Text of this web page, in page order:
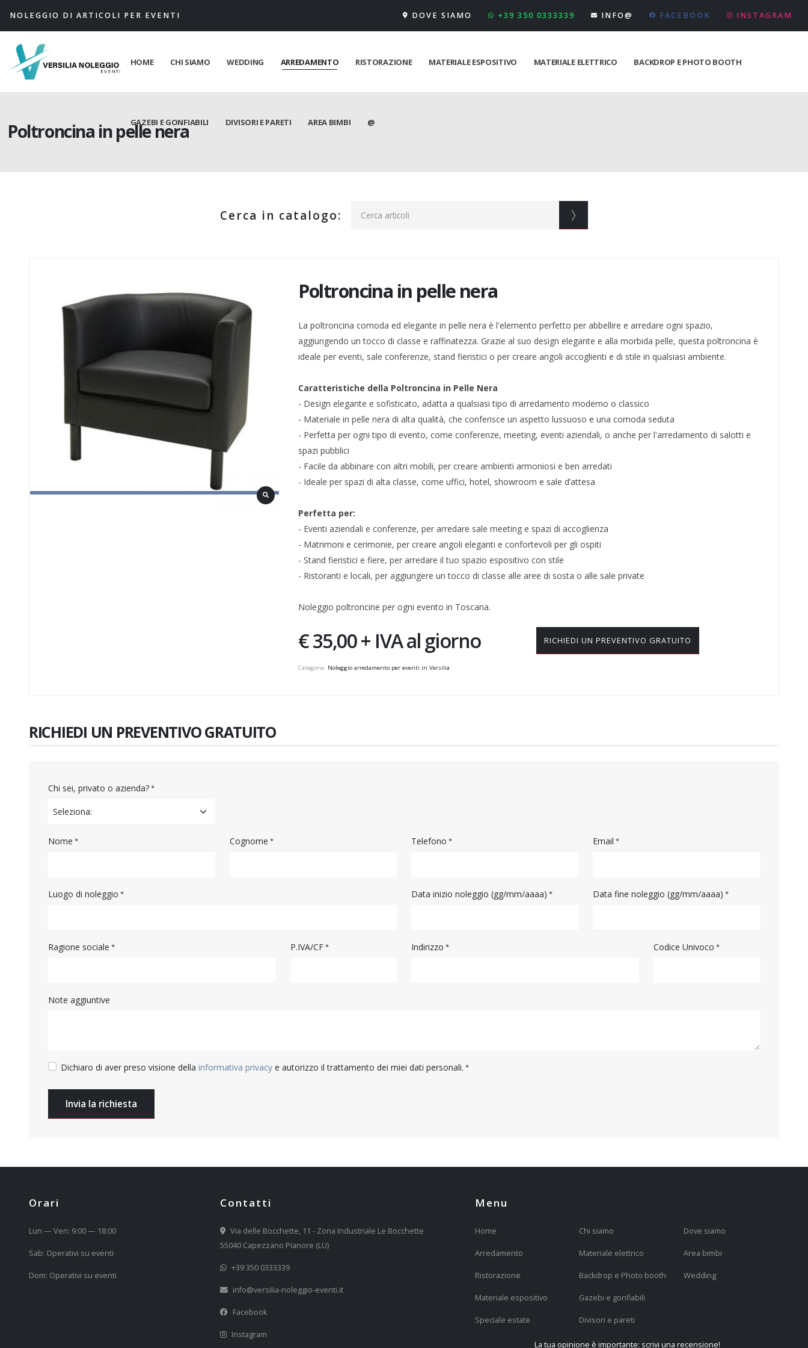
NOLEGGIO DI ARTICOLI PER EVENTI DOVE SIAMO +39 350 0333339 INFO@ FACEBOOK INSTAGRAM
HOME CHI SIAMO WEDDING ARREDAMENTO RISTORAZIONE MATERIALE ESPOSITIVO MATERIALE ELETTRICO BACKDROP E PHOTO BOOTH
GAZEBI E GONFIABILI DIVISORI E PARETI AREA BIMBI @
Poltroncina in pelle nera
Cerca in catalogo:
Poltroncina in pelle nera
La poltroncina comoda ed elegante in pelle nera è l'elemento perfetto per abbellire e arredare ogni spazio,
aggiungendo un tocco di classe e raffinatezza. Grazie al suo design elegante e alla morbida pelle, questa poltroncina è
ideale per eventi, sale conferenze, stand fieristici o per creare angoli accoglienti e di stile in qualsiasi ambiente.
Caratteristiche della Poltroncina in Pelle Nera
- Design elegante e sofisticato, adatta a qualsiasi tipo di arredamento moderno o classico
- Materiale in pelle nera di alta qualità, che conferisce un aspetto lussuoso e una comoda seduta
- Perfetta per ogni tipo di evento, come conferenze, meeting, eventi aziendali, o anche per l'arredamento di salotti e
spazi pubblici
- Facile da abbinare con altri mobili, per creare ambienti armoniosi e ben arredati
- Ideale per spazi di alta classe, come uffici, hotel, showroom e sale d’attesa
Perfetta per:
- Eventi aziendali e conferenze, per arredare sale meeting e spazi di accoglienza
- Matrimoni e cerimonie, per creare angoli eleganti e confortevoli per gli ospiti
- Stand fieristici e fiere, per arredare il tuo spazio espositivo con stile
- Ristoranti e locali, per aggiungere un tocco di classe alle aree di sosta o alle sale private
Noleggio poltroncine per ogni evento in Toscana.
€ 35,00 + IVA al giorno RICHIEDI UN PREVENTIVO GRATUITO
Categoria: Noleggio arredamento per eventi in Versilia
RICHIEDI UN PREVENTIVO GRATUITO
Chi sei, privato o azienda?
Nome Cognome Telefono Email
Luogo di noleggio Data inizio noleggio (gg/mm/aaaa) Data fine noleggio (gg/mm/aaaa)
Ragione sociale P.IVA/CF Indirizzo Codice Univoco
Note aggiuntive
Dichiaro di aver preso visione della informativa privacy e autorizzo il trattamento dei miei dati personali.
Invia la richiesta
Orari
Lun — Ven: 9:00 — 18:00
Sab: Operativi su eventi
Dom: Operativi su eventi
Contatti
Via delle Bocchette, 11 - Zona Industriale Le Bocchette
55040 Capezzano Pianore (LU)
+39 350 0333339
info@versilia-noleggio-eventi.it
Facebook
Instagram
Menu
Home
Arredamento
Ristorazione
Materiale espositivo
Speciale estate
Chi siamo
Materiale elettrico
Backdrop e Photo booth
Gazebi e gonfiabili
Divisori e pareti
Dove siamo
Area bimbi
Wedding
La tua opinione è importante: scrivi una recensione!